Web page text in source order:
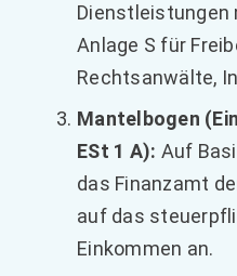
Dienstleistungen
Anlage S für
Rechtsanwälte,
Mantelbogen
ESt 1 A): Auf
das Finanzamt
auf das
Einkommen an.